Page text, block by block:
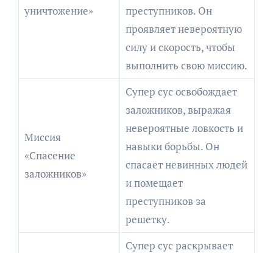
уничтожение»
преступников. Он
проявляет невероятную
силу и скорость, чтобы
выполнить свою миссию.
Миссия
«Спасение
заложников»
Супер сус освобождает
заложников, выражая
невероятные ловкость и
навыки борьбы. Он
спасает невинных людей
и помещает
преступников за
решетку.
Супер сус раскрывает